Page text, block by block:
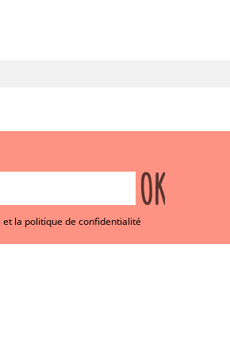
et la politique de confidentialité